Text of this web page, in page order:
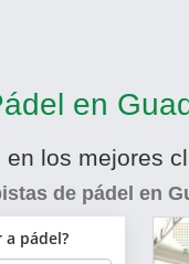
en
los mejores
de pádel en
a pádel?